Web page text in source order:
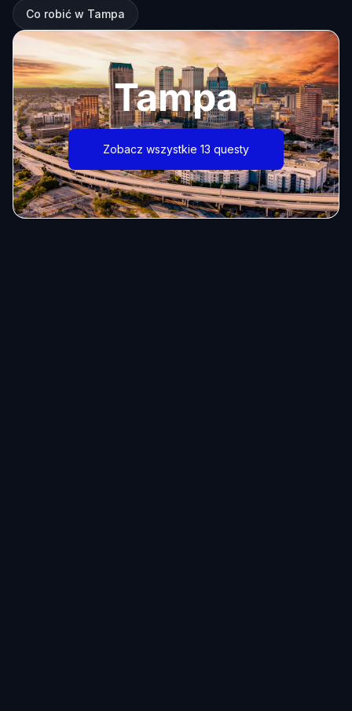
Co robić w Tampa
Tampa
Zobacz wszystkie 13 questy